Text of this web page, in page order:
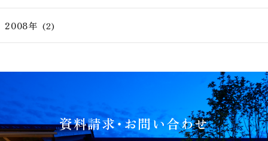
2008年 (2)
資料請求・お問い合わせ